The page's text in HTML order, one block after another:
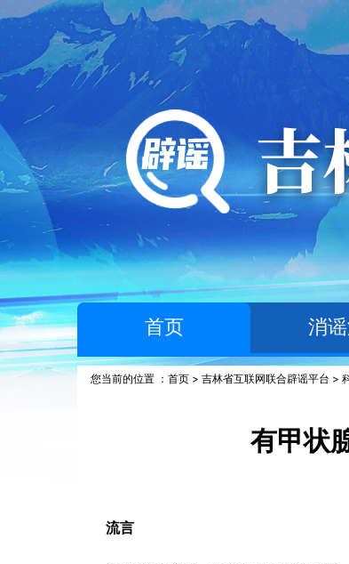
首页 消
您当前的位置 ： 首页 > 吉林省互联网联合辟谣平台 >
有甲状
流言